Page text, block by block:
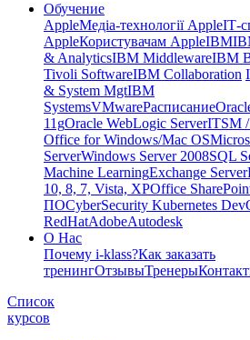
Обучение
AppleМедіа-технології AppleІТ-
AppleКористувачам AppleIBM
& AnalyticsIBM MiddlewareIBM
Tivoli SoftwareIBM Collaboration
& System MgtIBM
SystemsVMwareРасписание
11gOracle WebLogic ServerITSM
Office for Windows/Mac OS
ServerWindows Server 2008SQL
Machine LearningExchange Server
10, 8, 7, Vista, XPOffice
ПОCyberSecurity Kubernetes
RedHatAdobeAutodesk
О Нас
Почему i-klass?Как заказать
тренингОтзывыТренеры
Список
курсов